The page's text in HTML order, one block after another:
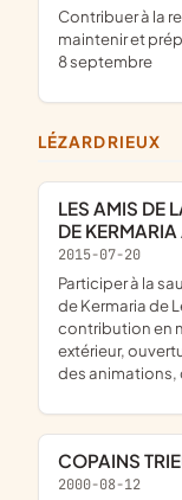
contribuer à la restauration et à l'entretien de la chapelle
maintenir et
8 septembre
LÉZARDRIEUX
LES AMIS DE LA CHAPELLE SAINT-MATHURIN
DE
2015-07-20
participer à la sauvegarde de la chapelle Saint-Mathurin
de Kermaria de
contribution en
extérieur,
des animations,
COPAINS
2000-08-12